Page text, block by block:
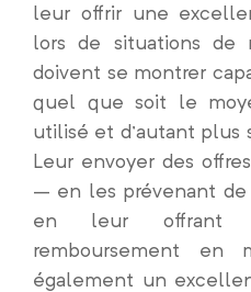
leur offrir une
lors de situations de
doivent se montrer
quel que soit le
utilisé et d’autant plus
Leur envoyer des
– en les prévenant de
en leur offrant
remboursement en
également un